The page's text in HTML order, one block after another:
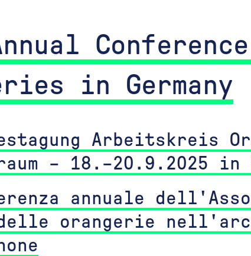
in Germany
Arbeitskreis
– 18.–20.9.2025 in
annuale
orangerie